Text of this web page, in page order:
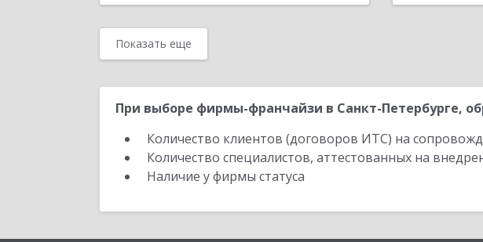
Показать еще
При выборе фирмы-франчайзи в Санкт-Петербурге,
Количество клиентов (договоров ИТС) на
Количество специалистов, аттестованных на
Наличие у фирмы статуса